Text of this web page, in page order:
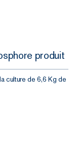
produit
culture de 6,6 Kg de